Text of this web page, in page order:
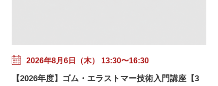
2026年8月6日（木） 13:30〜16:30
【2026年度】ゴム・エラストマー技術入門講座【3